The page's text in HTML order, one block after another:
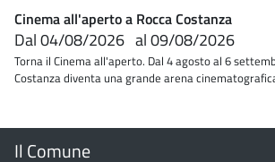
Cinema all'aperto a Rocca Costanza
Dal04/08/2026 al09/08/2026
Torna il Cinema all'aperto. Dal 4 agosto al 6
Costanza diventa una grande arena
Menu
Il Comune